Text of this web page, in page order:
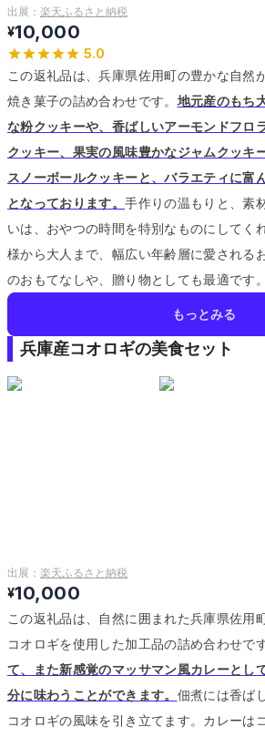
出展： 楽天ふるさと納税
¥10,000
5.0
この返礼品は、兵庫県佐用町の豊かな自然
焼き菓子の詰め合わせです。 地元産のもち
な粉クッキーや、香ばしいアーモンドフロ
クッキー、果実の風味豊かなジャムクッキ
スノーボールクッキーと、バラエティに富
となっております。手作りの温もりと、素
いは、おやつの時間を特別なものにしてく
様から大人まで、幅広い年齢層に愛される
のおもてなしや、贈り物としても最適です。
もっとみる
兵庫産コオロギの美食セット
出展： 楽天ふるさと納税
¥10,000
この返礼品は、自然に囲まれた兵庫県佐用
コオロギを使用した加工品の詰め合わせで
て、また新感覚のマッサマン風カレーとし
分に味わうことができます。 佃煮には香ば
コオロギの風味を引き立てます。 カレーは